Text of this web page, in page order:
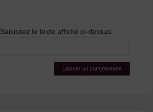
Saisissez le texte affiché ci-dessus: